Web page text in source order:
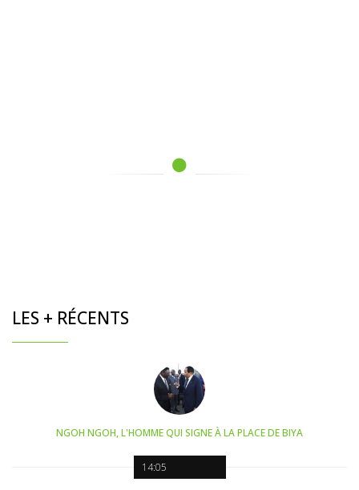
LES + RÉCENTS
14:05
NGOH NGOH, L'HOMME QUI SIGNE À LA PLACE DE BIYA